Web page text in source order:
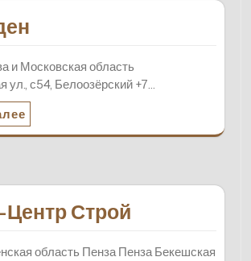
и Московская область
ул., с54, Белоозёрский +7…
Строй
область Пенза Пенза Бекешская